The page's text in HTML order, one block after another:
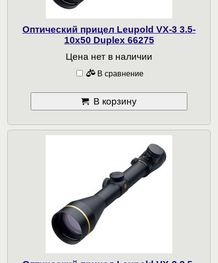
Оптический прицел Leupold VX-3 3.5-
10x50 Duplex 66275
Цена нет в наличии
В сравнение
В корзину